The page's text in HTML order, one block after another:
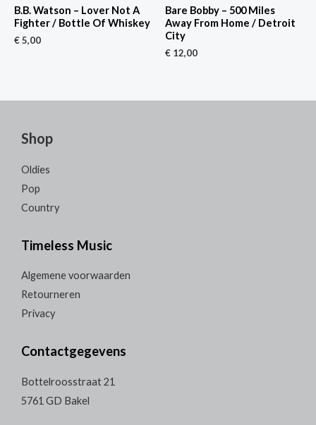
B.B. Watson – Lover Not A
Fighter / Bottle Of Whiskey
€5,00
Bare Bobby – 500 Miles
Away From Home / Detroit
City
€ 12,00
Shop
Oldies
Pop
Country
Timeless Music
Algemene voorwaarden
Retourneren
Privacy
Contactgegevens
Bottelroosstraat 21
5761 GD Bakel